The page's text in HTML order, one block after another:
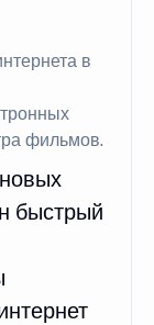
в
фильмов.
быстрый